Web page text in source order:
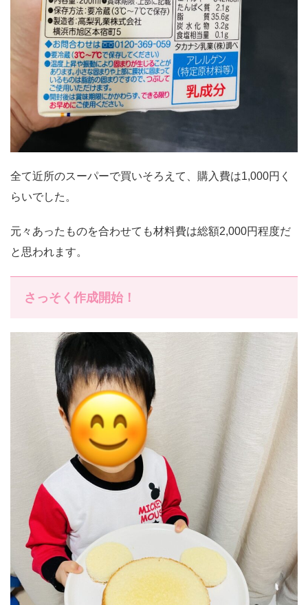
全て近所のスーパーで買いそろえて、購入費は1,000円く
らいでした。
元々あったものを合わせても材料費は総額2,000円程度だ
と思われます。
さっそく作成開始！